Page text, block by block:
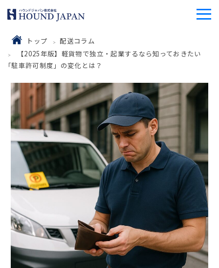
トップ
配送コラム
【2025年版】軽貨物で独立・起業するなら知っておきたい
「駐車許可制度」の変化とは？